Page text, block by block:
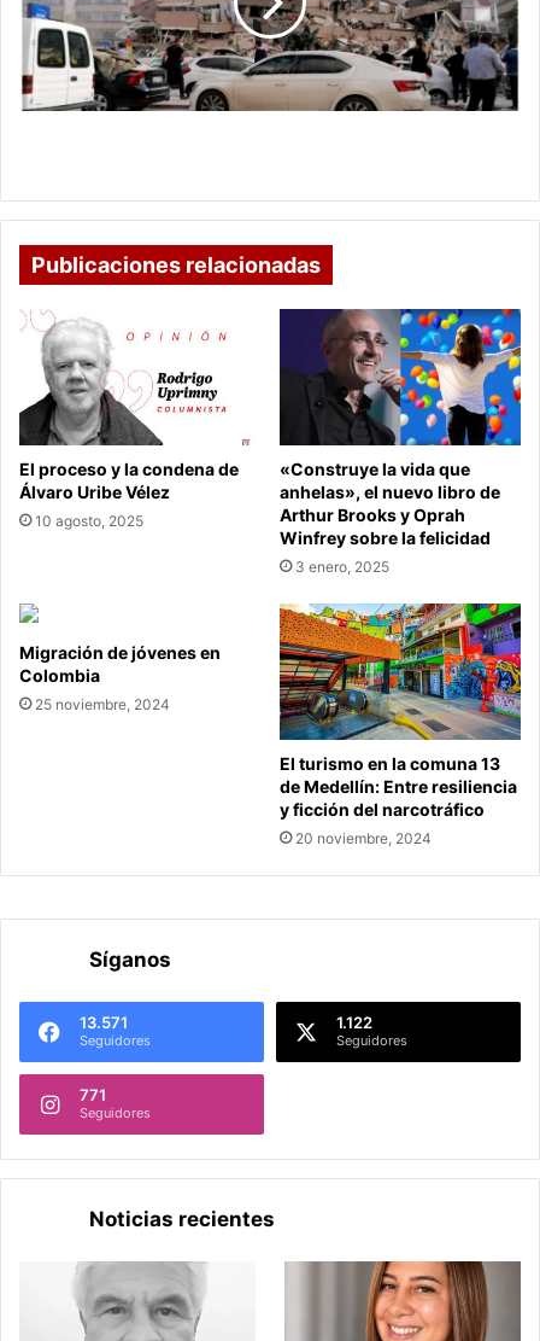
por
temblor
Turquía,
que
Publicaciones relacionadas
El proceso y la condena de
Álvaro Uribe Vélez
10 agosto, 2025
«Construye la vida que
anhelas», el nuevo libro de
Arthur Brooks y Oprah
Winfrey sobre la felicidad
3 enero, 2025
Migración de jóvenes en
Colombia
25 noviembre, 2024
El turismo en la comuna 13
de Medellín: Entre resiliencia
y ficción del narcotráfico
20 noviembre, 2024
Síganos
13.571
Seguidores
1.122
Seguidores
771
Seguidores
Noticias recientes